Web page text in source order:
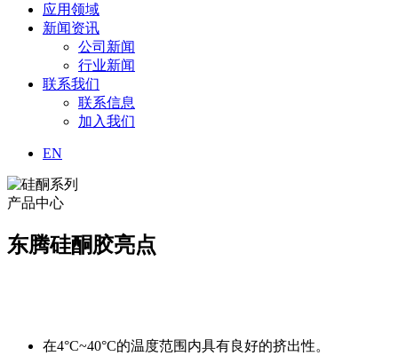
应用领域
新闻资讯
公司新闻
行业新闻
联系我们
联系信息
加入我们
EN
产品中心
东腾硅酮胶亮点
在4°C~40°C的温度范围内具有良好的挤出性。